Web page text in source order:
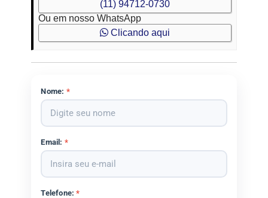
(11) 94712-0730
Ou em nosso WhatsApp
Clicando aqui
Nome: *
Email: *
Telefone:*